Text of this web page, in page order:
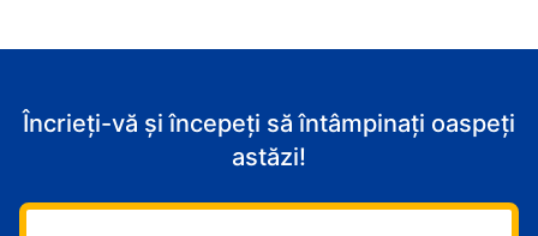
Încrieți-vă și începeți să întâmpinați oaspeți
astăzi!